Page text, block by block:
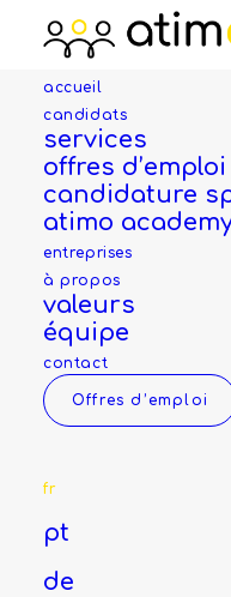
accueil
candidats
services
offres d’emploi
candidature
atimo
entreprises
à propos
valeurs
équipe
contact
Offres d’emploi
fr
pt
de
poste de
Nom *
Prénom *